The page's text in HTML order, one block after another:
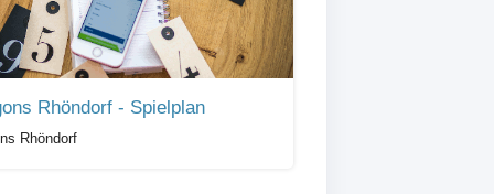
Rhöndorf - Spielplan
Rhöndorf